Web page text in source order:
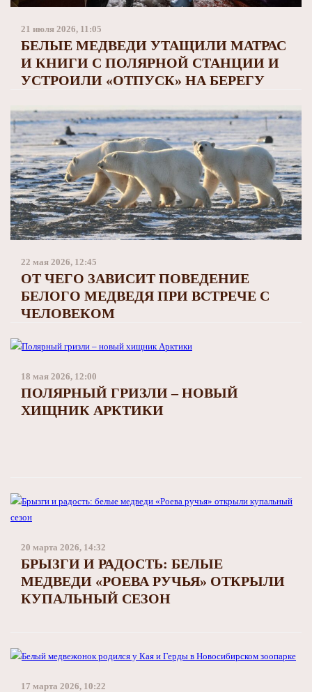
Заполярный театр драмы
21 июля 2026, 11:05
БЕЛЫЕ МЕДВЕДИ УТАЩИЛИ МАТРАС
И КНИГИ С ПОЛЯРНОЙ СТАНЦИИ И
УСТРОИЛИ «ОТПУСК» НА БЕРЕГУ
22 мая 2026, 12:45
ОТ ЧЕГО ЗАВИСИТ ПОВЕДЕНИЕ
БЕЛОГО МЕДВЕДЯ ПРИ ВСТРЕЧЕ С
ЧЕЛОВЕКОМ
18 мая 2026, 12:00
ПОЛЯРНЫЙ ГРИЗЛИ – НОВЫЙ
ХИЩНИК АРКТИКИ
20 марта 2026, 14:32
БРЫЗГИ И РАДОСТЬ: БЕЛЫЕ
МЕДВЕДИ «РОЕВА РУЧЬЯ» ОТКРЫЛИ
КУПАЛЬНЫЙ СЕЗОН
17 марта 2026, 10:22